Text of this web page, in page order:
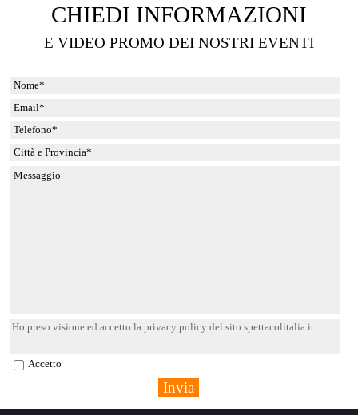
CHIEDI INFORMAZIONI
E VIDEO PROMO DEI NOSTRI EVENTI
Ho preso visione ed accetto la privacy policy del sito spettacolitalia.it
Accetto